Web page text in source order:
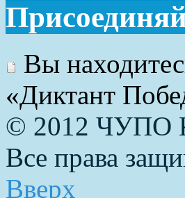
Вы
«Диктант
© 2012 ЧУПО
Все права
Вверх